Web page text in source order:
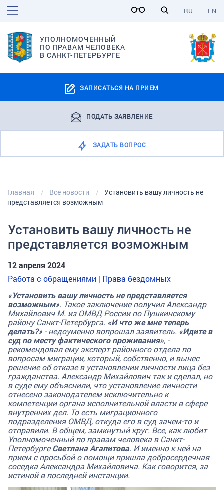
EN
RU
УПОЛНОМОЧЕННЫЙ
ПО ПРАВАМ ЧЕЛОВЕКА
В САНКТ-ПЕТЕРБУРГЕ
ЗАПИСАТЬСЯ НА ПРИЕМ
ПОДАТЬ ЗАЯВЛЕНИЕ
ЗАДАТЬ ВОПРОС
Главная Все новости
Установить вашу личность не
представляется возможным
Установить вашу личность не
представляется возможным
12 апреля 2024
Работа с обращениями | Права бездомных
«Установить вашу личность не представляется
возможным». Такое заключение получил Александр
Михайлович М. из ОМВД России по Пушкинскому
району Санкт-Петербурга. «И что же мне теперь
делать?» - недоуменно вопрошал заявитель. «Идите в
суд по месту фактического проживания», -
рекомендовал ему эксперт районного отдела по
вопросам миграции, который, собственно, и вынес
решение об отказе в установлении личности лица без
гражданства. Александр Михайлович так и сделал, но
в суде ему объяснили, что установление личности
отнесено законодателем исключительно к
компетенции органа исполнительной власти в сфере
внутренних дел. То есть миграционного
подразделения ОМВД, откуда его в суд зачем-то и
отправили. В общем, замкнутый круг. Все, как любит
Уполномоченный по правам человека в Санкт-
ПетербургеСветлана Агапитова. И именно к ней на
прием с просьбой о помощи пришла добросердечная
соседка Александра Михайловича. Как говорится, за
истиной в последней инстанции.